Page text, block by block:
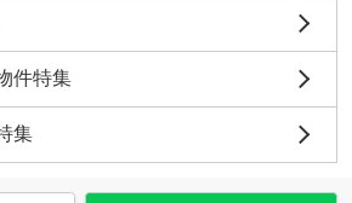
件特集
集